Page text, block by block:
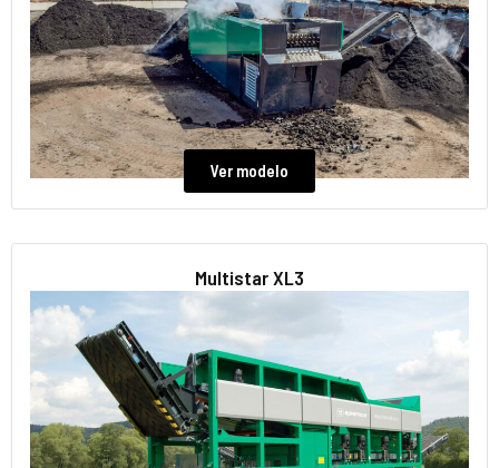
Ver modelo
Multistar XL3